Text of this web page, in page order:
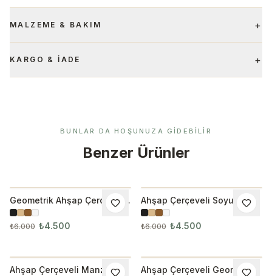
MALZEME & BAKIM +
KARGO & İADE +
BUNLAR DA HOŞUNUZA GIDEBILIR
Benzer Ürünler
İNDIRIM
Geometrik Ahşap Çerçeveli
3’lü Tablo Seti 3007
₺6.000 ₺4.500
İNDIRIM
Ahşap Çerçeveli Soyut 3’lü
Tablo Seti
₺6.000 ₺4.500
İNDIRIM
Ahşap Çerçeveli Manzara
İNDIRIM
Ahşap Çerçeveli Geometrik